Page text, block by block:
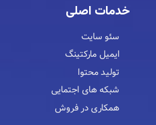
خدمات اصلی
سئو سایت
ایمیل مارکتینگ
تولید محتوا
شبکه های اجتمایی
همکاری در فروش